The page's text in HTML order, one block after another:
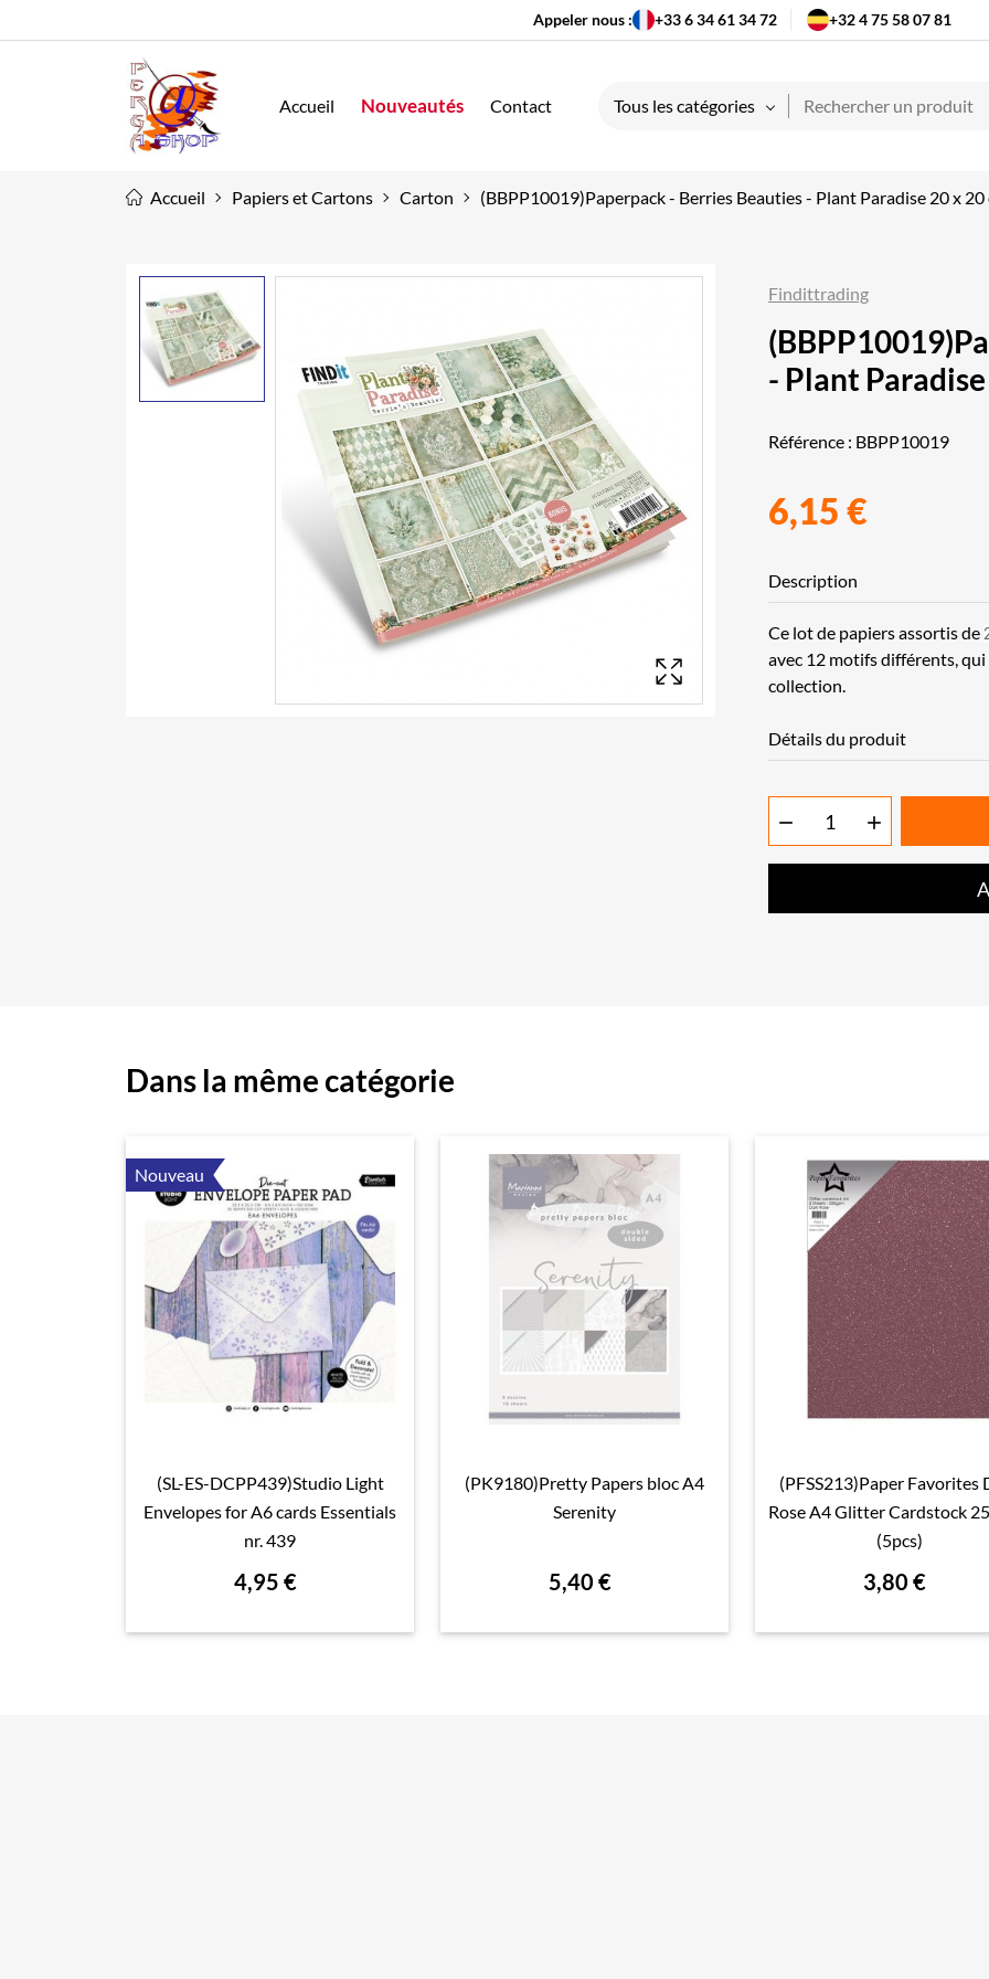
Appeler nous : +33 6 34 61 34 72 +32 4 75 58 07 81
Accueil Nouveautés Contact Tous les catégories
Accueil Papiers et Cartons Carton (BBPP10019)Paperpack - Berries Beauties - Plant Paradise 20 x 20
Findittrading
- Plant
Référence : BBPP10019
6,15 €
Description
Ce lot de papiers assortis de
avec 12 motifs différents,
collection.
Détails du produit
 
Dans la même catégorie
Nouveau
 Aperçu rapide
(SL-ES-DCPP439)Studio Light
Envelopes for A6 cards Essentials
nr. 439
4,95 €
 Aperçu rapide
(PK9180)Pretty Papers bloc A4
Serenity
5,40 €
 Aperçu rapide
(PFSS213)Paper Favorites
Rose A4 Glitter Cardstock
(5pcs)
3,80 €